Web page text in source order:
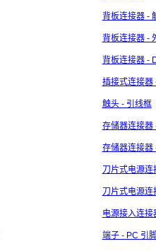
背板连接器 -
背板连接器 -
背板连接器 -
插接式连接器
触头 - 引线框
存储器连接器
存储器连接器
刀片式电源连
刀片式电源
电源接入连接
端子 - PC 引